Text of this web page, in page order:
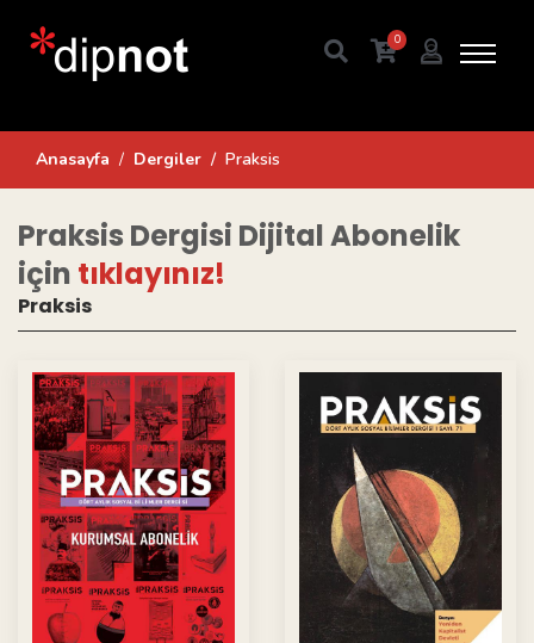
0
Anasayfa Dergiler Praksis
Praksis Dergisi Dijital Abonelik
için tıklayınız!
Praksis